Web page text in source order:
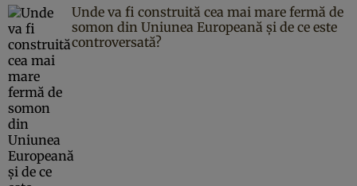
Unde va fi construită cea mai mare fermă de
somon din Uniunea Europeană și de ce este
controversată?